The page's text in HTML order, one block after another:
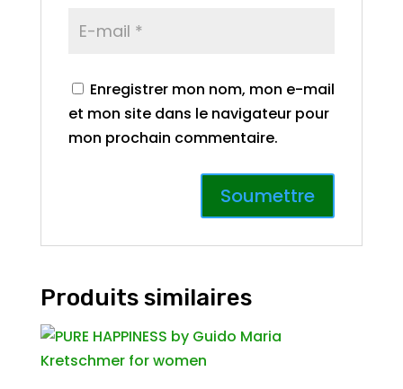
Enregistrer mon nom, mon e-mail
et mon site dans le navigateur pour
mon prochain commentaire.
Produits similaires